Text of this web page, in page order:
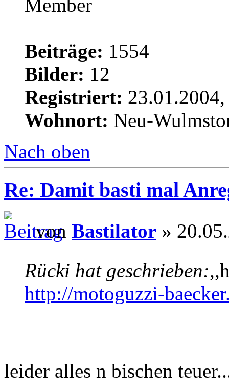
Beiträge: 1554
Bilder: 12
Registriert:
Wohnort: Neu-
Nach oben
Re: Damit basti mal
von Bastilator »
Rücki hat geschrieben:
http://motoguzzi-
leider alles n bischen